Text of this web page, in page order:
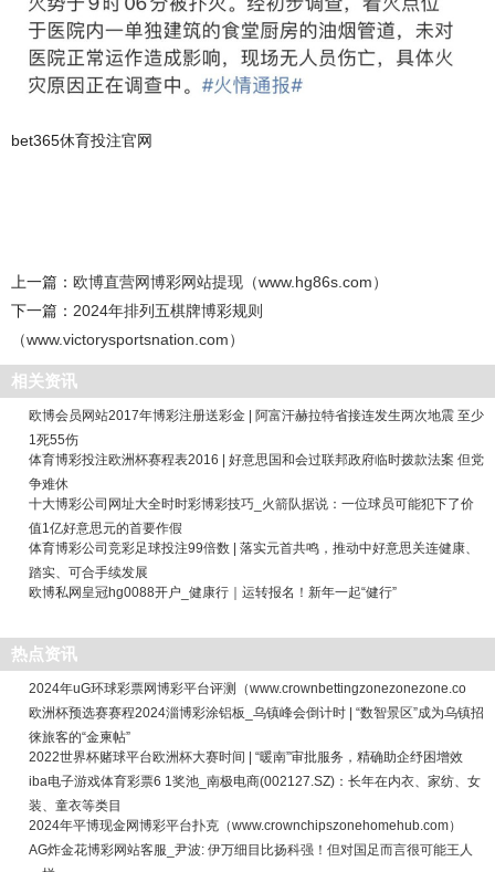
bet365休育投注官网
上一篇： 欧博直营网博彩网站提现（www.hg86s.com）
下一篇： 2024年排列五棋牌博彩规则
（www.victorysportsnation.com）
相关资讯
欧博会员网站2017年博彩注册送彩金 | 阿富汗赫拉特省接连发生两次地震 至少
1死55伤
体育博彩投注欧洲杯赛程表2016 | 好意思国和会过联邦政府临时拨款法案 但党
争难休
十大博彩公司网址大全时时彩博彩技巧_火箭队据说：一位球员可能犯下了价
值1亿好意思元的首要作假
体育博彩公司竞彩足球投注99倍数 | 落实元首共鸣，推动中好意思关连健康、
踏实、可合手续发展
欧博私网皇冠hg0088开户_健康行｜运转报名！新年一起“健行”
热点资讯
2024年uG环球彩票网博彩平台评测（www.crownbettingzonezonezone.co
欧洲杯预选赛赛程2024淄博彩涂铝板_乌镇峰会倒计时 | “数智景区”成为乌镇招
徕旅客的“金柬帖”
2022世界杯赌球平台欧洲杯大赛时间 | “暖南”审批服务，精确助企纾困增效
iba电子游戏体育彩票6 1奖池_南极电商(002127.SZ)：长年在内衣、家纺、女
装、童衣等类目
2024年平博现金网博彩平台扑克（www.crownchipszonehomehub.com）
AG炸金花博彩网站客服_尹波: 伊万细目比扬科强！但对国足而言很可能王人